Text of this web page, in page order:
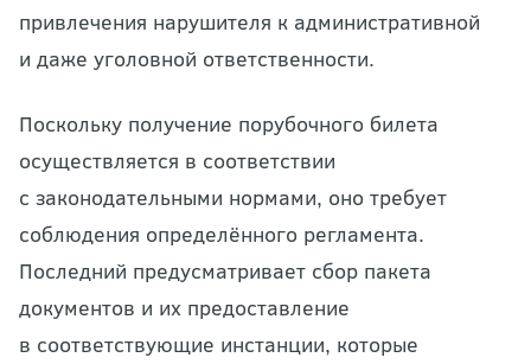
привлечения нарушителя к административной
и даже уголовной ответственности.
Поскольку получение порубочного билета
осуществляется в соответствии
с законодательными нормами, оно требует
соблюдения определённого регламента.
Последний предусматривает сбор пакета
документов и их предоставление
в соответствующие инстанции, которые